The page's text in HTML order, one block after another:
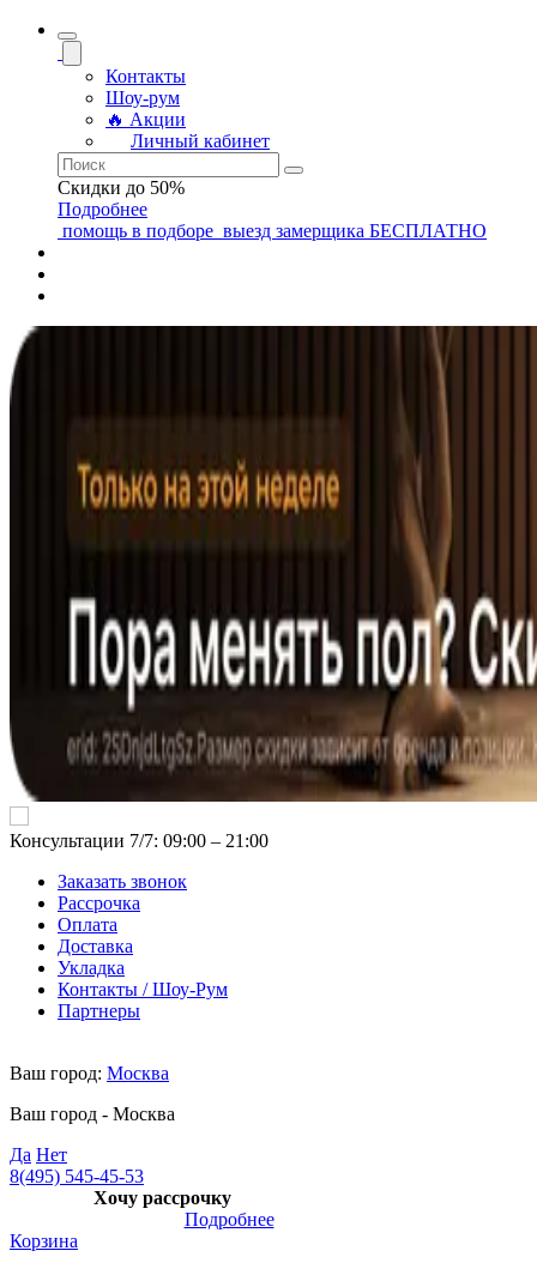
Контакты
Шоу-рум
🔥 Акции
Личный кабинет
Скидки до 50%
Подробнее
помощь в подборе выезд замерщика БЕСПЛАТНО
Консультации 7/7: 09:00 ‒ 21:00
Заказать звонок
Рассрочка
Оплата
Доставка
Укладка
Контакты / Шоу-Рум
Партнеры
Ваш город: Москва
Ваш город - Москва
Да Нет
8(495) 545-45-53
Хочу рассрочку
Подробнее
Корзина